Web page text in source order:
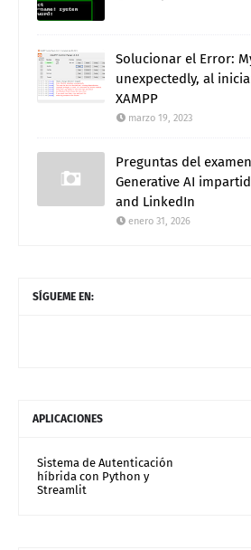
Solucionar el Error:
unexpectedly, al
XAMPP
marzo 19, 2023
Preguntas del
Generative AI
and LinkedIn
enero 31, 2026
SÍGUEME EN:
APLICACIONES
Sistema de Autenticación
híbrida con Python y
Streamlit